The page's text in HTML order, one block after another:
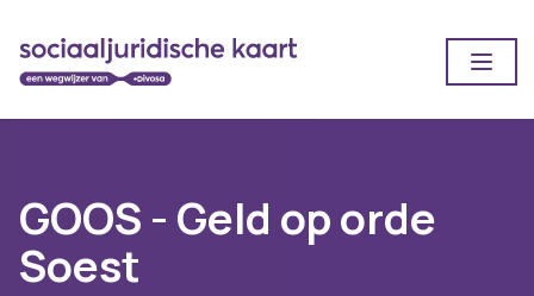
GOOS - Geld op orde
Soest